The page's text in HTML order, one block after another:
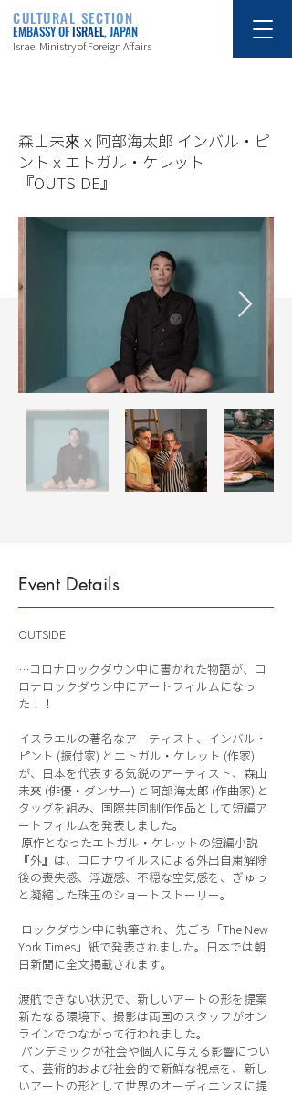
CULTURAL SECTION
EMBASSY OFISRAEL, JAPAN
Israel Ministry of Foreign Affairs
森山未來ｘ阿部海太郎 インバル・ピ
ントｘエトガル・ケレット
『OUTSIDE』
Event Details
OUTSIDE
…コロナロックダウン中に書かれた物語が、コ
ロナロックダウン中にアートフィルムになっ
た！！
イスラエルの著名なアーティスト、インバル・
ピント (振付家) とエトガル・ケレット (作家)
が、日本を代表する気鋭のアーティスト、森山
未來 (俳優・ダンサー) と阿部海太郎 (作曲家) と
タッグを組み、国際共同制作作品として短編ア
ートフィルムを発表しました。
原作となったエトガル・ケレットの短編小説
『外』は、コロナウイルスによる外出自粛解除
後の喪失感、浮遊感、不穏な空気感を、ぎゅっ
と凝縮した珠玉のショートストーリー。
ロックダウン中に執筆され、先ごろ「The New
York Times」紙で発表されました。日本では朝
日新聞に全文掲載されます。
渡航できない状況で、新しいアートの形を提案
新たなる環境下、撮影は両国のスタッフがオン
ラインでつながって行われました。
パンデミックが社会や個人に与える影響につい
て、芸術的および社会的で新鮮な視点を、新し
いアートの形として世界のオーディエンスに提